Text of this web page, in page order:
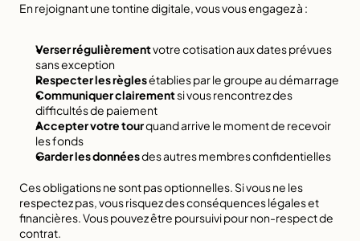
En rejoignant une tontine digitale, vous vous engagez à :
Verser régulièrement votre cotisation aux dates prévues
sans exception
Respecter les règles établies par le groupe au démarrage
Communiquer clairement si vous rencontrez des
difficultés de paiement
Accepter votre tour quand arrive le moment de recevoir
les fonds
Garder les données des autres membres confidentielles
Ces obligations ne sont pas optionnelles. Si vous ne les
respectez pas, vous risquez des conséquences légales et
financières. Vous pouvez être poursuivi pour non-respect de
contrat.